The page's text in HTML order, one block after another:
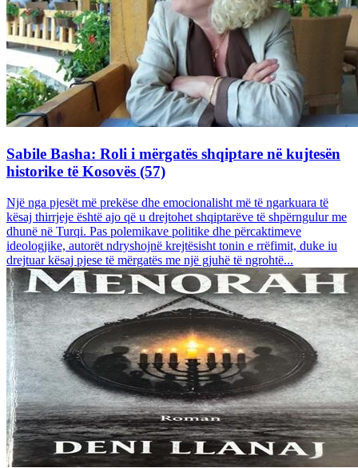
Sabile Basha: Roli i mërgatës shqiptare në kujtesën
historike të Kosovës (57)
Një nga pjesët më prekëse dhe emocionalisht më të ngarkuara të
kësaj thirrjeje është ajo që u drejtohet shqiptarëve të shpërngulur me
dhunë në Turqi. Pas polemikave politike dhe përcaktimeve
ideologjike, autorët ndryshojnë krejtësisht tonin e rrëfimit, duke iu
drejtuar kësaj pjese të mërgatës me një gjuhë të ngrohtë...